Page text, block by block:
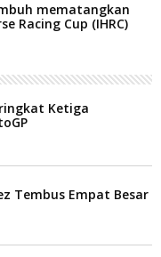
mematangkan
Racing Cup (IHRC)
Ketiga
Tembus Empat Besar